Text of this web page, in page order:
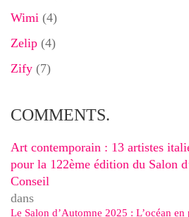
Wimi (4)
Zelip (4)
Zify (7)
COMMENTS.
Art contemporain : 13 artistes
pour la 122ème édition du Salon
Conseil
dans
Le Salon d’Automne 2025 : L’océan en